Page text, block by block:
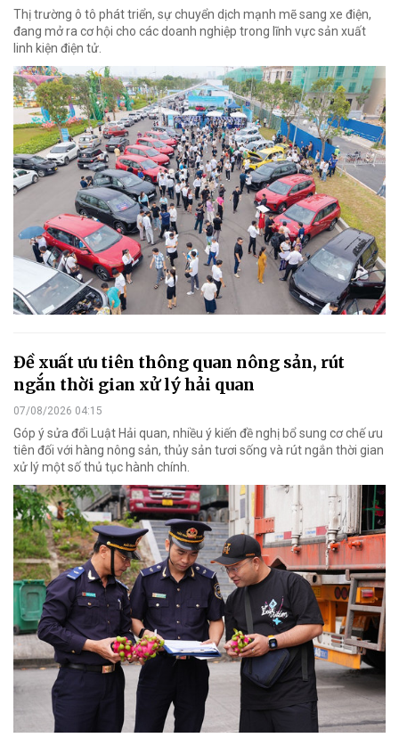
Thị trường ô tô phát triển, sự chuyển dịch mạnh mẽ sang xe điện,
đang mở ra cơ hội cho các doanh nghiệp trong lĩnh vực sản xuất
linh kiện điện tử.
Đề xuất ưu tiên thông quan nông sản, rút
ngắn thời gian xử lý hải quan
07/08/2026 04:15
Góp ý sửa đổi Luật Hải quan, nhiều ý kiến đề nghị bổ sung cơ chế ưu
tiên đối với hàng nông sản, thủy sản tươi sống và rút ngắn thời gian
xử lý một số thủ tục hành chính.